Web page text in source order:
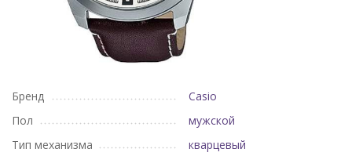
Бренд
Casio
Пол
мужской
Тип механизма
кварцевый